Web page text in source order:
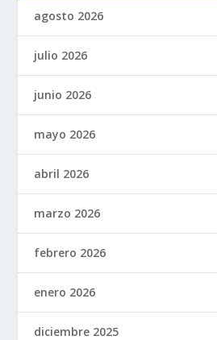
agosto 2026
julio 2026
junio 2026
mayo 2026
abril 2026
marzo 2026
febrero 2026
enero 2026
diciembre 2025